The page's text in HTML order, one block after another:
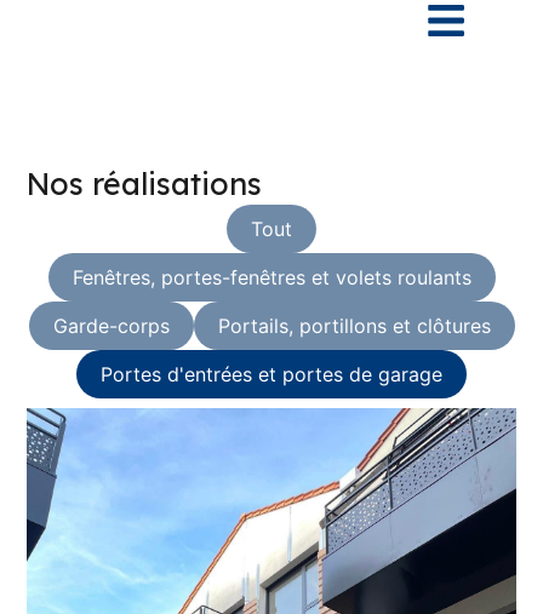
Nos réalisations
Fenêtres, portes-fenêtres et volets roulants
Garde-corps
Portails, portillons et clôtures
Portes d'entrées et portes de garage
Tout